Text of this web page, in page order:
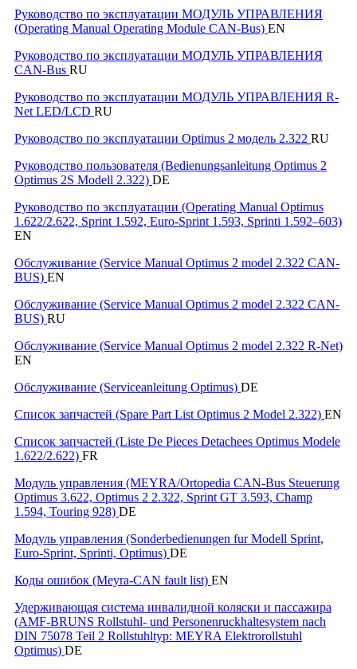
Руководство по эксплуатации МОДУЛЬ УПРАВЛЕНИЯ
(Operating Manual Operating Module CAN-Bus) EN
Руководство по эксплуатации МОДУЛЬ УПРАВЛЕНИЯ
CAN-Bus RU
Руководство по эксплуатации МОДУЛЬ УПРАВЛЕНИЯ R-
Net LED/LCD RU
Руководство по эксплуатации Optimus 2 модель 2.322 RU
Руководство пользователя (Bedienungsanleitung Optimus 2
Optimus 2S Modell 2.322) DE
Руководство по эксплуатации (Operating Manual Optimus
1.622/2.622, Sprint 1.592, Euro-Sprint 1.593, Sprinti 1.592–603)
EN
Обслуживание (Service Manual Optimus 2 model 2.322 CAN-
BUS) EN
Обслуживание (Service Manual Optimus 2 model 2.322 CAN-
BUS) RU
Обслуживание (Service Manual Optimus 2 model 2.322 R-Net)
EN
Обслуживание (Serviceanleitung Optimus) DE
Список запчастей (Spare Part List Optimus 2 Model 2.322) EN
Список запчастей (Liste De Pieces Detachees Optimus Modele
1.622/2.622) FR
Модуль управления (MEYRA/Ortopedia CAN-Bus Steuerung
Optimus 3.622, Optimus 2 2.322, Sprint GT 3.593, Champ
1.594, Touring 928) DE
Модуль управления (Sonderbedienungen fur Modell Sprint,
Euro-Sprint, Sprinti, Optimus) DE
Коды ошибок (Meyra-CAN fault list) EN
Удерживающая система инвалидной коляски и пассажира
(AMF-BRUNS Rollstuhl- und Personenruckhaltesystem nach
DIN 75078 Teil 2 Rollstuhltyp: MEYRA Elektrorollstuhl
Optimus) DE